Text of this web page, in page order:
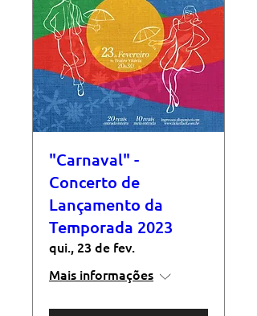
"Carnaval" -
Concerto de
Lançamento da
Temporada 2023
qui., 23 de fev.
Mais informações